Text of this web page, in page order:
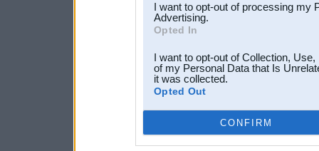
I want to opt-out of processing my
Advertising.
Opted In
I want to opt-out of Collection,
of my Personal Data that Is
it was collected.
Opted Out
CONFIRM